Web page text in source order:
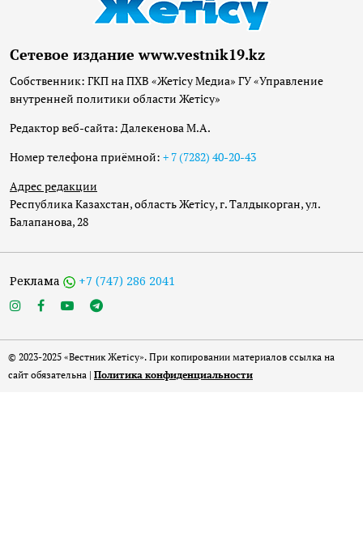
Сетевое издание www.vestnik19.kz
Собственник: ГКП на ПХВ «Жетісу Медиа» ГУ «Управление
внутренней политики области Жетісу»
Редактор веб-сайта: Далекенова М.А.
Номер телефона приёмной: + 7 (7282) 40-20-43
Адрес редакции
Республика Казахстан, область Жетісу, г. Талдыкорган, ул.
Балапанова, 28
Реклама +7 (747) 286 2041
© 2023-2025 «Вестник Жетісу». При копировании материалов ссылка на
сайт обязательна | Политика конфиденциальности